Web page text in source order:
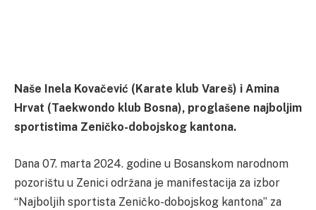
Naše Inela Kovačević (Karate klub Vareš) i Amina
Hrvat (Taekwondo klub Bosna), proglašene najboljim
sportistima Zeničko-dobojskog kantona.
Dana 07. marta 2024. godine u Bosanskom narodnom
pozorištu u Zenici održana je manifestacija za izbor
“Najboljih sportista Zeničko-dobojskog kantona” za